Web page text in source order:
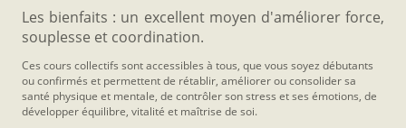
Les bienfaits : un excellent moyen d'améliorer force,
souplesse et coordination.
Ces cours collectifs sont accessibles à tous, que vous soyez débutants
ou confirmés et permettent de rétablir, améliorer ou consolider sa
santé physique et mentale, de contrôler son stress et ses émotions, de
développer équilibre, vitalité et maîtrise de soi.